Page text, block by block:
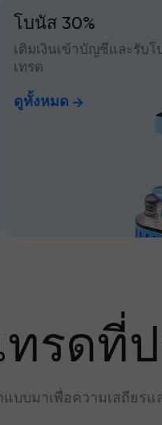
โบนัส 30%
เติมเงินเข้าบัญชีและรับโ
เทรด
ดูทั้งหมด
รดที่
บบมาเพื่อความเสถียรแ